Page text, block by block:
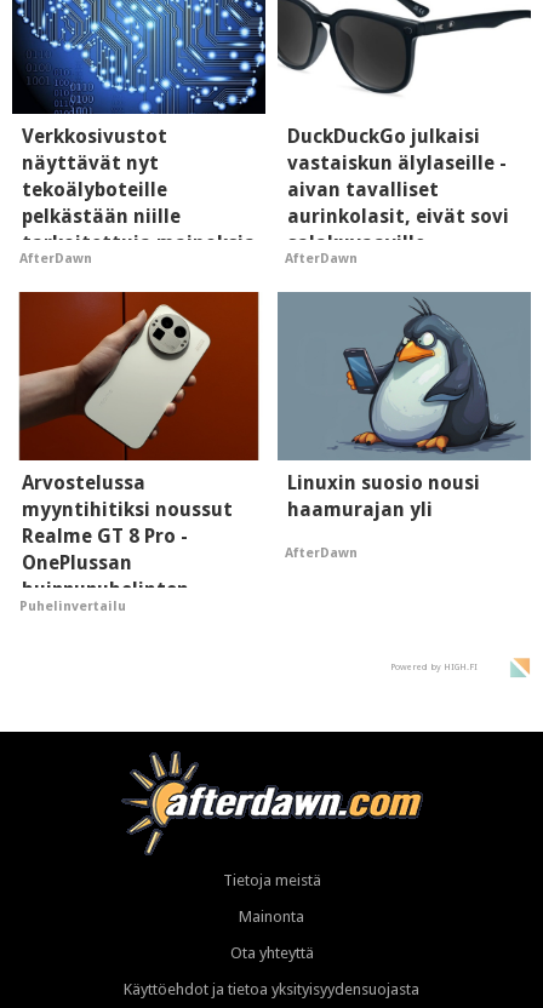
Verkkosivustot
näyttävät nyt
tekoälyboteille
pelkästään niille
tarkoitettuja mainoksia
- vaikuttaa tekoälyn
mielikuvaan brändistä
AfterDawn
DuckDuckGo julkaisi
vastaiskun älylaseille -
aivan tavalliset
aurinkolasit, eivät sovi
salakuvaaville
hyypiöille
AfterDawn
Arvostelussa
myyntihitiksi noussut
Realme GT 8 Pro -
OnePlussan
huippupuhelinten
"perillinen"
Puhelinvertailu
Linuxin suosio nousi
haamurajan yli
AfterDawn
Powered by HIGH.FI
Tietoja meistä
Mainonta
Ota yhteyttä
Käyttöehdot ja tietoa yksityisyydensuojasta